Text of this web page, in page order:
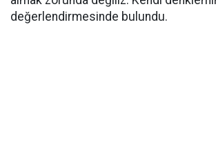
değerlendirmesinde bulundu.